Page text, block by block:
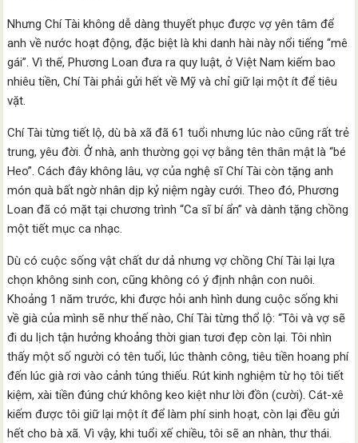
Nhưng Chí Tài không dễ dàng thuyết phục được vợ yên tâm để
anh về nước hoạt động, đặc biệt là khi danh hài này nổi tiếng “mê
gái”. Vì thế, Phương Loan đưa ra quy luật, ở Việt Nam kiếm bao
nhiêu tiền, Chí Tài phải gửi hết về Mỹ và chỉ giữ lại một ít để tiêu
vặt.
Chí Tài từng tiết lộ, dù bà xã đã 61 tuổi nhưng lúc nào cũng rất trẻ
trung, yêu đời. Ở nhà, anh thường gọi vợ bằng tên thân mật là “bé
Heo”. Cách đây không lâu, vợ của nghệ sĩ Chí Tài còn tặng anh
món quà bất ngờ nhân dịp kỷ niệm ngày cưới. Theo đó, Phương
Loan đã có mặt tại chương trình “Ca sĩ bí ẩn” và dành tặng chồng
một tiết mục ca nhạc.
Dù có cuộc sống vật chất dư dả nhưng vợ chồng Chí Tài lại lựa
chọn không sinh con, cũng không có ý định nhận con nuôi.
Khoảng 1 năm trước, khi được hỏi anh hình dung cuộc sống khi
về già của mình sẽ như thế nào, Chí Tài từng thổ lộ: “Tôi và vợ sẽ
đi du lịch tận hưởng khoảng thời gian tươi đẹp còn lại. Tôi nhìn
thấy một số người có tên tuổi, lúc thành công, tiêu tiền hoang phí
đến lúc già rơi vào cảnh túng thiếu. Rút kinh nghiệm từ họ tôi tiết
kiệm, xài tiền đúng chứ không keo kiệt như lời đồn (cười). Cát-xê
kiếm được tôi giữ lại một ít để làm phí sinh hoạt, còn lại đều gửi
hết cho bà xã. Vì vậy, khi tuổi xế chiều, tôi sẽ an nhàn, thư thái.